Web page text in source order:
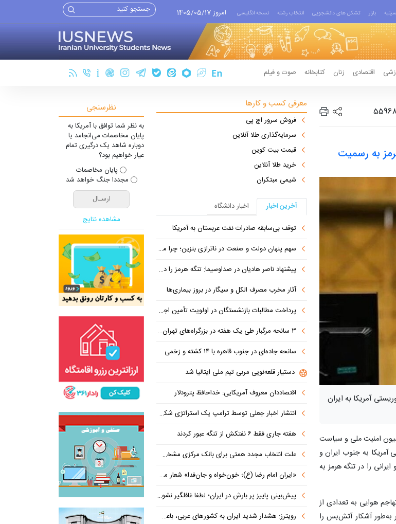
بازار تشکل های دانشجویی انتخاب رشته نسخه انگلیسی امروز 1405/05/17
اقتصادی زنان کتابخانه صوت و فیلم
به رسمیت
آمریکا به ایران
امنیت ملی و سیاست
به جنوب ایران و
را در تنگه هرمز به
هوایی به تعدادی از
به‌طور آشکار آتش‌بس را
معرفی کسب و کارها
فروش سرور اچ پی
سرمایه‌گذاری طلا آنلاین
قیمت بیت کوین
خرید طلا آنلاین
شیمی مبتکران
آخرین اخبار
اخبار دانشگاه
توقف بی‌سابقه صادرات نفت عربستان به آمریکا
سهم پنهان دولت و صنعت در ناترازی بنزین؛ چرا مردم مقصر اصلی نیستند؟
پیشنهاد ناصر هادیان در صداوسیما: تنگه هرمز را در ازای رفع تحریم معامله کنیم
آثار مخرب مصرف الکل و سیگار در بروز بیماری‌ها
پرداخت مطالبات بازنشستگان در اولویت تأمین اجتماعی؛ پیگیری برای تأمین منابع ادامه دارد
۳ سانحه مرگبار طی یک هفته در بزرگراه‌های تهران؛ هشدار دوباره به رانندگان و عابران
سانحه جاده‌ای در جنوب قاهره با ۱۴ کشته و زخمی
دستیار قلعه‌نویی مربی تیم ملی ایتالیا شد
اقتصاددان معروف آمریکایی: خداحافظ پترودلار
انتشار اخبار جعلی توسط ترامپ یک استراتژی شکست خورده است
هفته جاری فقط ۶ نفتکش از تنگه عبور کردند
علت انتخاب مجدد همتی برای بانک مرکزی مشخص شد: پزشکیان هنوز هم متوجه نشده است چرا همتی استیضاح شد!
«ایران امام رضا (ع)؛ خون‌خواه و جان‌فدا» شعار محوری دهه پایانی صفر شد
پیش‌بینی پاییز پر بارش در ایران؛ لطفا غافلگیر نشوید
رویترز: هشدار شدید ایران به کشورهای عربی، باعث توقف حمله آمریکا شد
نظرسنجی
به نظر شما توافق با آمریکا به
پایان مخاصمات می‌انجامد یا
دوباره شاهد یک درگیری تمام
عیار خواهیم بود؟
پایان مخاصمات
مجددا جنگ خواهد شد
مشاهده نتایج